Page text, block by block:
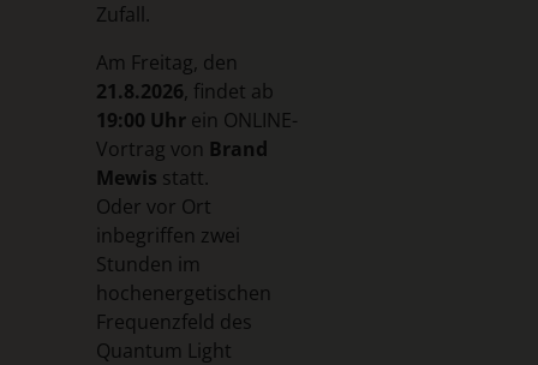
Zufall.
Am Freitag, den
21.8.2026, findet ab
19:00 Uhr ein ONLINE-
Vortrag von Brand
Mewis statt.
Oder vor Ort
inbegriffen zwei
Stunden im
hochenergetischen
Frequenzfeld des
Quantum Light